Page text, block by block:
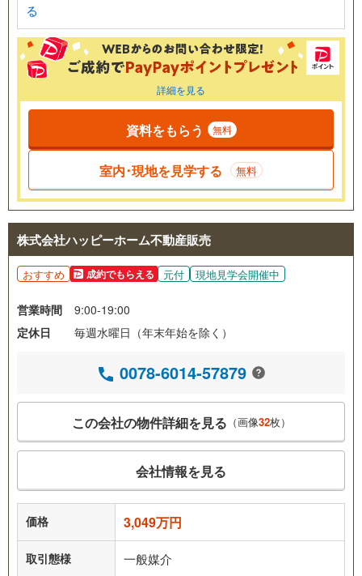
る
詳細を見る
資料をもらう 無料
室内･現地を見学する 無料
株式会社ハッピーホーム不動産販売
おすすめ 成約でもらえる 元付 現地見学会開催中
営業時間
9:00-19:00
定休日
毎週水曜日（年末年始を除く）
0078-6014-57879
この会社の物件詳細を見る （画像32枚）
会社情報を見る
価格 3,049万円
取引態様 一般媒介